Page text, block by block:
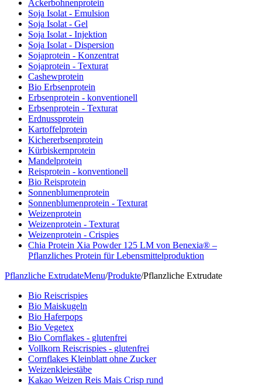
Ackerbohnenprotein
Soja Isolat - Emulsion
Soja Isolat - Gel
Soja Isolat - Injektion
Soja Isolat - Dispersion
Sojaprotein - Konzentrat
Sojaprotein - Texturat
Cashewprotein
Bio Erbsenprotein
Erbsenprotein - konventionell
Erbsenprotein - Texturat
Erdnussprotein
Kartoffelprotein
Kichererbsenprotein
Kürbiskernprotein
Mandelprotein
Reisprotein - konventionell
Bio Reisprotein
Sonnenblumenprotein
Sonnenblumenprotein - Texturat
Weizenprotein
Weizenprotein - Texturat
Weizenprotein - Crispies
Chia Protein Xia Powder 125 LM von Benexia® –
Pflanzliches Protein für Lebensmittelproduktion
Pflanzliche ExtrudateMenu/Produkte/Pflanzliche Extrudate
Bio Reiscrispies
Bio Maiskugeln
Bio Haferpops
Bio Vegetex
Bio Cornflakes - glutenfrei
Vollkorn Reiscrispies - glutenfrei
Cornflakes Kleinblatt ohne Zucker
Weizenkleiestäbe
Kakao Weizen Reis Mais Crisp rund